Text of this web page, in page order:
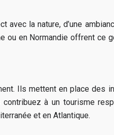
avec la nature, d’une
en Normandie offrent ce
Ils mettent en place des
à un tourisme
et en Atlantique.